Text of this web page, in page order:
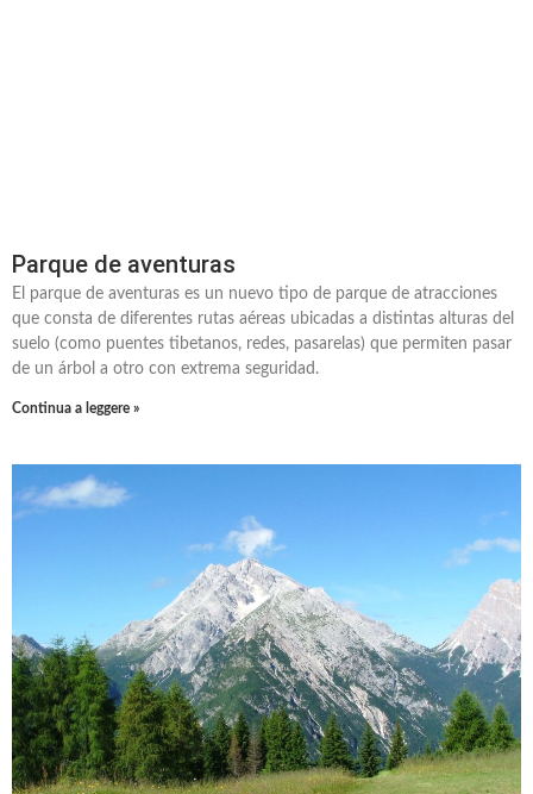
Parque de aventuras
El parque de aventuras es un nuevo tipo de parque de atracciones
que consta de diferentes rutas aéreas ubicadas a distintas alturas del
suelo (como puentes tibetanos, redes, pasarelas) que permiten pasar
de un árbol a otro con extrema seguridad.
Continua a leggere »